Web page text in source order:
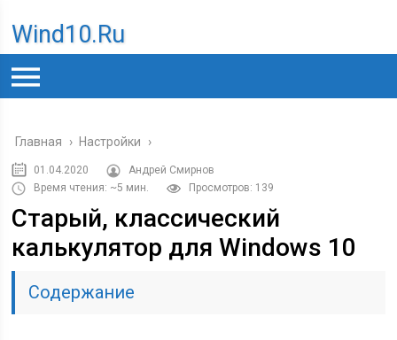
Wind10.ru
Главная › Настройки ›
01.04.2020
Андрей Смирнов
Время чтения: ~5 мин.
Просмотров: 139
Старый, классический
калькулятор для Windows 10
Содержание